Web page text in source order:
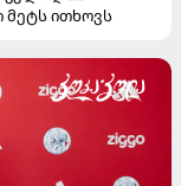
მეტს ითხოვს